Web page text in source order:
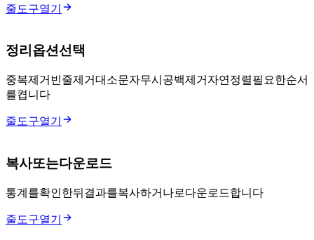
줄 도구 열기
정리 옵션 선택
중복 제거, 빈 줄 제거, 대소문자 무시, 공백 제거, 자연 정렬, 필요한 순서
를 켭니다.
줄 도구 열기
복사 또는 다운로드
통계를 확인한 뒤 결과를 복사하거나 .txt로 다운로드합니다.
줄 도구 열기